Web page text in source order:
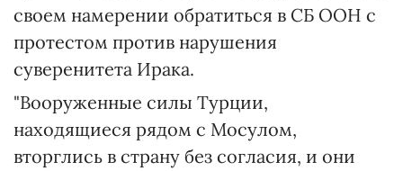
своем намерении обратиться в СБ ООН с
протестом против нарушения
суверенитета Ирака.
"Вооруженные силы Турции,
находящиеся рядом с Мосулом,
вторглись в страну без согласия, и они